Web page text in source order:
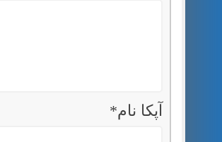
آپکا نام*